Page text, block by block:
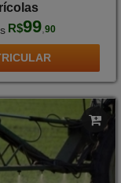
R$99, 90